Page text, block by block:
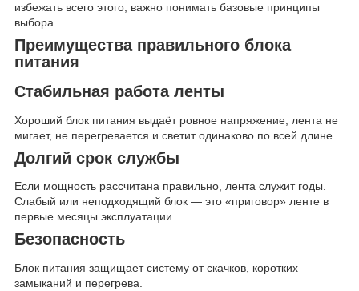
избежать всего этого, важно понимать базовые принципы
выбора.
Преимущества правильного блока
питания
Стабильная работа ленты
Хороший блок питания выдаёт ровное напряжение, лента не
мигает, не перегревается и светит одинаково по всей длине.
Долгий срок службы
Если мощность рассчитана правильно, лента служит годы.
Слабый или неподходящий блок — это «приговор» ленте в
первые месяцы эксплуатации.
Безопасность
Блок питания защищает систему от скачков, коротких
замыканий и перегрева.